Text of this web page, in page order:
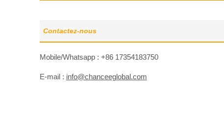
Contactez-nous
Mobile/Whatsapp : +86 17354183750
E-mail : info@chanceeglobal.com